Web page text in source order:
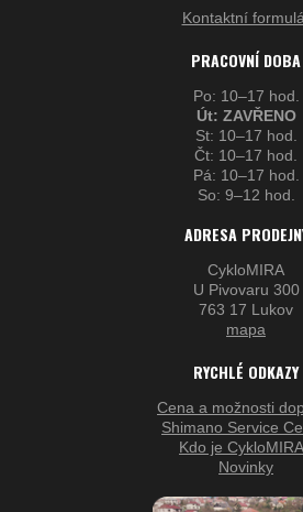
Kontaktní
PRACOVNÍ DOBA
Po: 10–17 hod.
Út: ZAVŘENO
St: 10–17 hod.
Čt: 10–17 hod.
Pá: 10–17 hod.
So: 9–12 hod.
ADRESA
CykloMIRA
U Pivovaru 300
763 17 Lukov
mapa
RYCHLÉ ODKAZY
Cena a možnosti
Shimano Service
Kdo je
Novinky